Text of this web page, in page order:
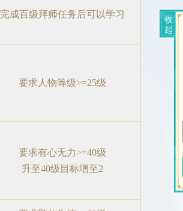
完成百级拜师任务后可以学习
要求人物等级>=25级
要求有心无力>=40级
升至40级目标增至2
收
起